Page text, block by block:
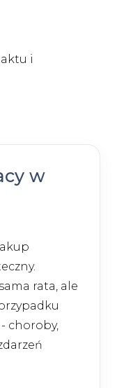
i
w
rata, ale
choroby,